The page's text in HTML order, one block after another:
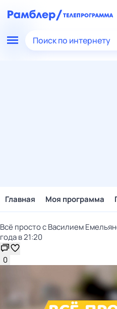
Поиск по интернету
Главная Моя программа
Всё просто с Василием
года в 21:20
0